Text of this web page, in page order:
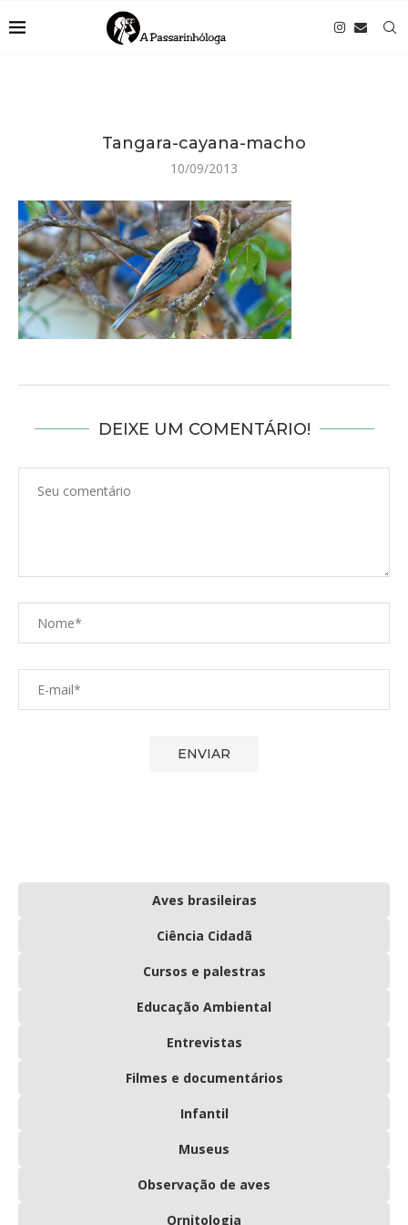
Tangara-cayana-macho
10/09/2013
DEIXE UM COMENTÁRIO!
Aves brasileiras
Ciência Cidadã
Cursos e palestras
Educação Ambiental
Entrevistas
Filmes e documentários
Infantil
Museus
Observação de aves
Ornitologia